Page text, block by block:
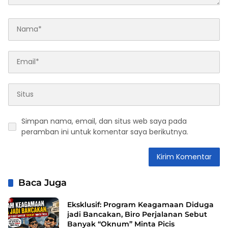
Simpan nama, email, dan situs web saya pada
peramban ini untuk komentar saya berikutnya.
Baca Juga
Eksklusif: Program Keagamaan Diduga
jadi Bancakan, Biro Perjalanan Sebut
Banyak “Oknum” Minta Picis